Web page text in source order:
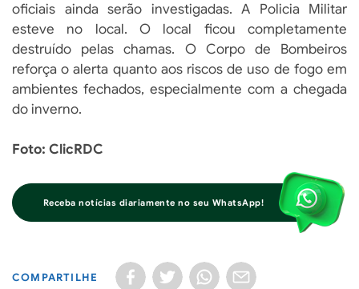
oficiais ainda serão investigadas. A Policia Militar
esteve no local. O local ficou completamente
destruído pelas chamas. O Corpo de Bombeiros
reforça o alerta quanto aos riscos de uso de fogo em
ambientes fechados, especialmente com a chegada
do inverno.
Foto: ClicRDC
Receba notícias diariamente no seu WhatsApp!
COMPARTILHE